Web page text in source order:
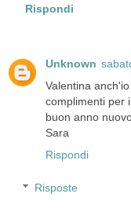
Rispondi
Unknown
Valentina
complimenti per
buon anno
Sara
Rispondi
Risposte